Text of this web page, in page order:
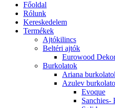
Főoldal
Rólunk
Kereskedelem
Termékek
Ajtókilincs
Beltéri ajtók
Eurowood
Burkolatok
Ariana
Azulev
Evoque
Sanchies-